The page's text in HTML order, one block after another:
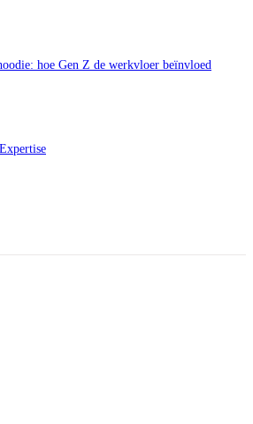
hoe Gen Z de werkvloer beïnvloed